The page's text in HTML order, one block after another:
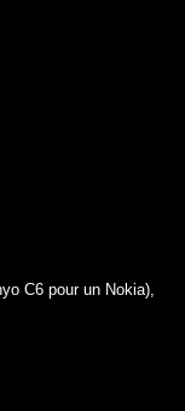
C6 pour un Nokia),